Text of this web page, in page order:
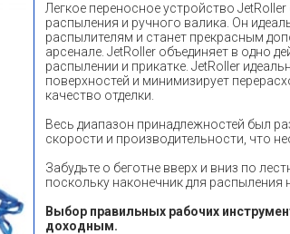
Легкое переносное устройство
распыления и ручного валика. Он
распылителям и станет прекрасным
арсенале. JetRoller объединяет в одно
распылении и прикатке. JetRoller
поверхностей и минимизирует
качество отделки.
Весь диапазон принадлежностей был
скорости и производительности, что
Забудьте о беготне вверх и вниз по
поскольку наконечник для распыления
Выбор правильных рабочих
доходным.